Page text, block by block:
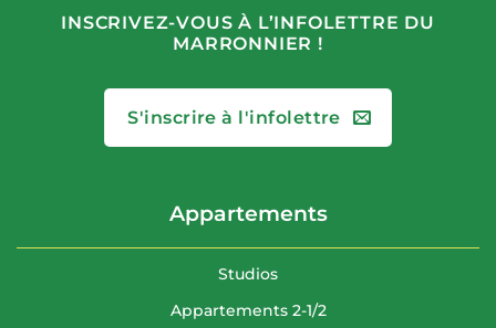
INSCRIVEZ-VOUS À L’INFOLETTRE DU
MARRONNIER !
S'inscrire à l'infolettre
Appartements
Studios
Appartements 2-1/2